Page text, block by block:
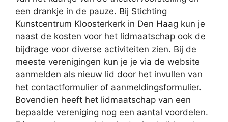
een drankje in de pauze. Bij Stichting
Kunstcentrum Kloosterkerk in Den Haag kun je
naast de kosten voor het lidmaatschap ook de
bijdrage voor diverse activiteiten zien. Bij de
meeste verenigingen kun je je via de website
aanmelden als nieuw lid door het invullen van
het contactformulier of aanmeldingsformulier.
Bovendien heeft het lidmaatschap van een
bepaalde vereniging nog een aantal voordelen.